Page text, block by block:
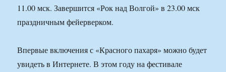
11.00 мск. Завершится «Рок над Волгой» в 23.00 мск
праздничным фейерверком.
Впервые включения с «Красного пахаря» можно будет
увидеть в Интернете. В этом году на фестивале